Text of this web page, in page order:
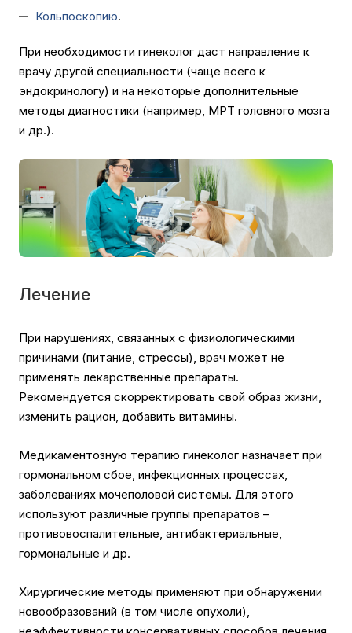
Кольпоскопию.
При необходимости гинеколог даст направление к
врачу другой специальности (чаще всего к
эндокринологу) и на некоторые дополнительные
методы диагностики (например, МРТ головного мозга
и др.).
Лечение
При нарушениях, связанных с физиологическими
причинами (питание, стрессы), врач может не
применять лекарственные препараты.
Рекомендуется скорректировать свой образ жизни,
изменить рацион, добавить витамины.
Медикаментозную терапию гинеколог назначает при
гормональном сбое, инфекционных процессах,
заболеваниях мочеполовой системы. Для этого
используют различные группы препаратов –
противовоспалительные, антибактериальные,
гормональные и др.
Хирургические методы применяют при обнаружении
новообразований (в том числе опухоли),